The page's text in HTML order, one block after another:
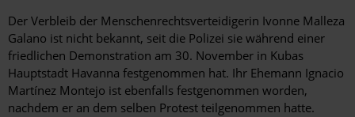
Der Verbleib der Menschenrechtsverteidigerin Ivonne Malleza
Galano ist nicht bekannt, seit die Polizei sie während einer
friedlichen Demonstration am 30. November in Kubas
Hauptstadt Havanna festgenommen hat. Ihr Ehemann Ignacio
Martínez Montejo ist ebenfalls festgenommen worden,
nachdem er an dem selben Protest teilgenommen hatte.